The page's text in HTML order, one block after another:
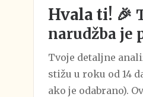
Hvala ti! 🎉
narudžba je
Tvoje detaljne
stižu u roku od 14
ako je odabrano).